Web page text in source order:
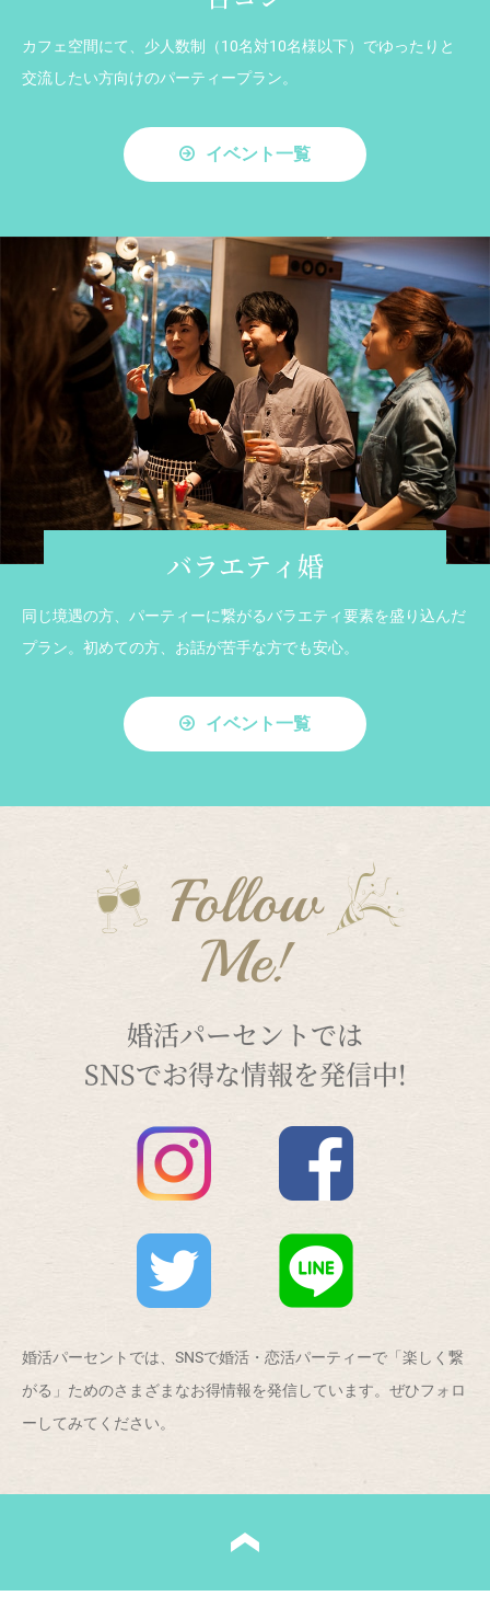
カフェ空間にて、少人数制（10名対10名様以下）でゆったりと
交流したい方向けのパーティープラン。
イベント一覧
バラエティ婚
同じ境遇の方、パーティーに繋がるバラエティ要素を盛り込んだ
プラン。初めての方、お話が苦手な方でも安心。
イベント一覧
Follow
Me!
婚活パーセントでは
SNSでお得な情報を発信中!
婚活パーセントでは、SNSで婚活・恋活パーティーで「楽しく繋
がる」ためのさまざまなお得情報を発信しています。ぜひフォロ
ーしてみてください。